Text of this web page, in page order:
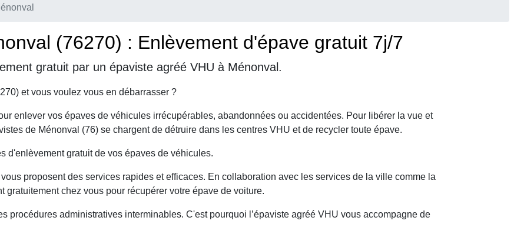
(76270) : Enlèvement d'épave gratuit 7j/7
gratuit par un épaviste agréé VHU à Ménonval.
et vous voulez vous en débarrasser ?
enlever vos épaves de véhicules irrécupérables, abandonnées ou accidentées. Pour libérer la vue et
de Ménonval (76) se chargent de détruire dans les centres VHU et de recycler toute épave.
d'enlèvement gratuit de vos épaves de véhicules.
proposent des services rapides et efficaces. En collaboration avec les services de la ville comme la
gratuitement chez vous pour récupérer votre épave de voiture.
procédures administratives interminables. C'est pourquoi l’épaviste agréé VHU vous accompagne de